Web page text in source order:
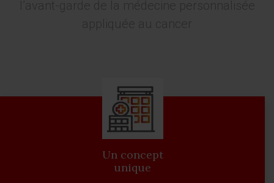
Un concept
unique